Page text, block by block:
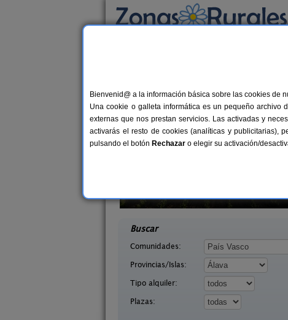
Casas Rurales cerca
50 €
Buscar
Comunidades:
Provincias/Islas:
Tipo alquiler:
Plazas:
Bienvenid@ a la información básica sobre las cookies de
Una cookie o galleta informática es un pequeño archivo
externas que nos prestan servicios. Las activadas y
activarás el resto de cookies (analíticas y publicitarias),
pulsando el botón Rechazar o elegir su activación/